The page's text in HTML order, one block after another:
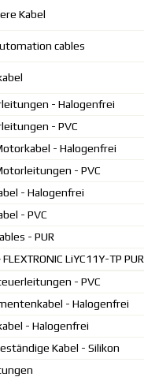
Kabel
cables
- Halogenfrei
- PVC
- Halogenfrei
- PVC
- Halogenfrei
- PVC
- PUR
FLEXTRONIC LiYC11Y-TP PUR
- PVC
- Halogenfrei
- Halogenfrei
Kabel - Silikon